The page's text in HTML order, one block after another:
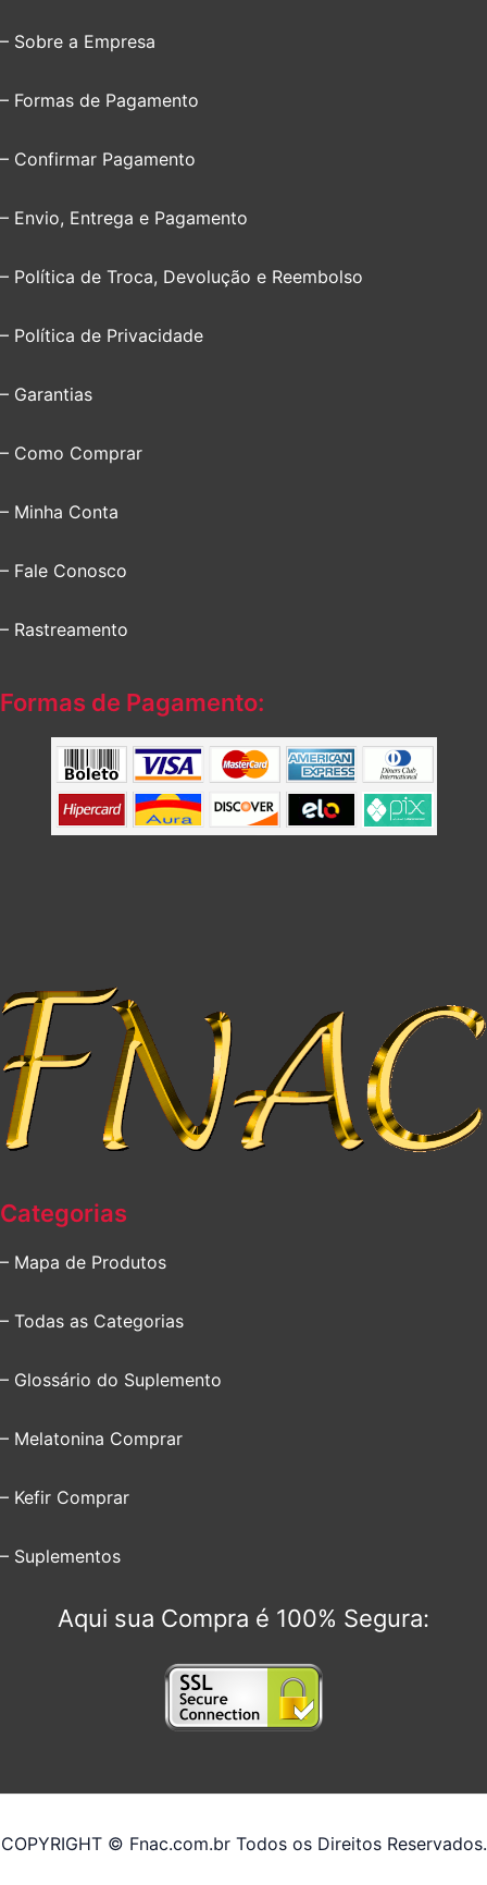
– Sobre a Empresa
– Formas de Pagamento
– Confirmar Pagamento
– Envio, Entrega e Pagamento
– Política de Troca, Devolução e Reembolso
– Política de Privacidade
– Garantias
– Como Comprar
– Minha Conta
– Fale Conosco
– Rastreamento
Formas de Pagamento:
Categorias
– Mapa de Produtos
– Todas as Categorias
– Glossário do Suplemento
– Melatonina Comprar
– Kefir Comprar
– Suplementos
Aqui sua Compra é 100% Segura:
COPYRIGHT © Fnac.com.br Todos os Direitos Reservados.